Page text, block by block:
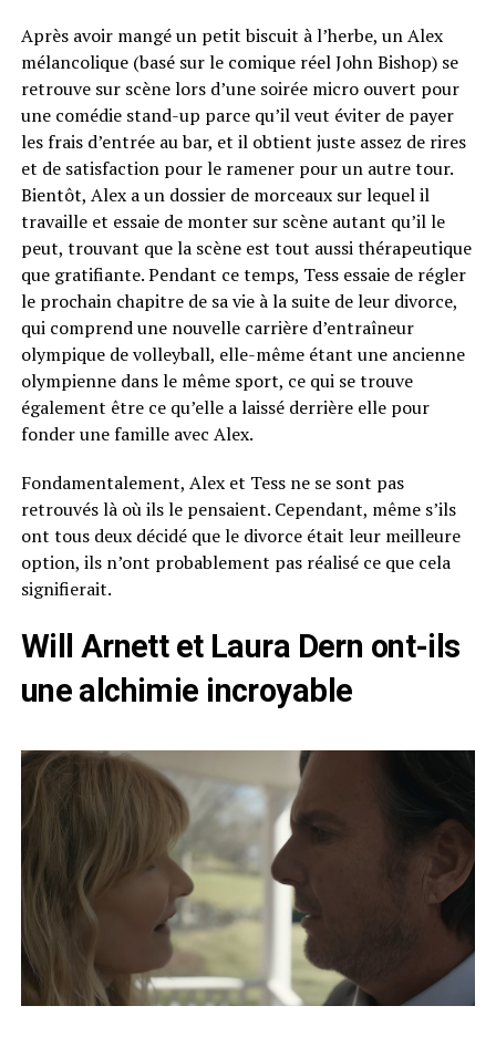
Après avoir mangé un petit biscuit à l’herbe, un Alex
mélancolique (basé sur le comique réel John Bishop) se
retrouve sur scène lors d’une soirée micro ouvert pour
une comédie stand-up parce qu’il veut éviter de payer
les frais d’entrée au bar, et il obtient juste assez de rires
et de satisfaction pour le ramener pour un autre tour.
Bientôt, Alex a un dossier de morceaux sur lequel il
travaille et essaie de monter sur scène autant qu’il le
peut, trouvant que la scène est tout aussi thérapeutique
que gratifiante. Pendant ce temps, Tess essaie de régler
le prochain chapitre de sa vie à la suite de leur divorce,
qui comprend une nouvelle carrière d’entraîneur
olympique de volleyball, elle-même étant une ancienne
olympienne dans le même sport, ce qui se trouve
également être ce qu’elle a laissé derrière elle pour
fonder une famille avec Alex.
Fondamentalement, Alex et Tess ne se sont pas
retrouvés là où ils le pensaient. Cependant, même s’ils
ont tous deux décidé que le divorce était leur meilleure
option, ils n’ont probablement pas réalisé ce que cela
signifierait.
Will Arnett et Laura Dern ont-ils
une alchimie incroyable